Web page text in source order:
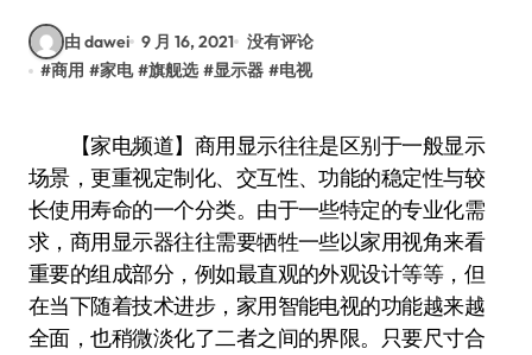
由 dawei 9 月 16, 2021 没有评论
#商用 #家电 #旗舰选 #显示器 #电视
【家电频道】商用显示往往是区别于一般显示
场景，更重视定制化、交互性、功能的稳定性与较
长使用寿命的一个分类。由于一些特定的专业化需
求，商用显示器往往需要牺牲一些以家用视角来看
重要的组成部分，例如最直观的外观设计等等，但
在当下随着技术进步，家用智能电视的功能越来越
全面，也稍微淡化了二者之间的界限。只要尺寸合